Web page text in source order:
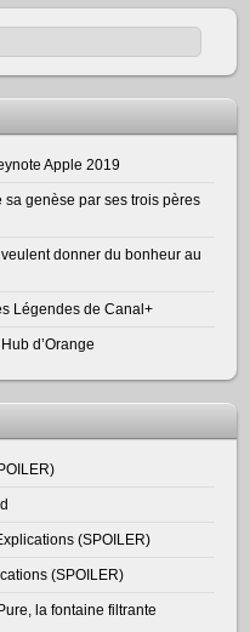
Apple 2019
sa genèse par ses trois pères
donner du bonheur au
Légendes de Canal+
d’Orange
(SPOILER)
(SPOILER)
la fontaine filtrante